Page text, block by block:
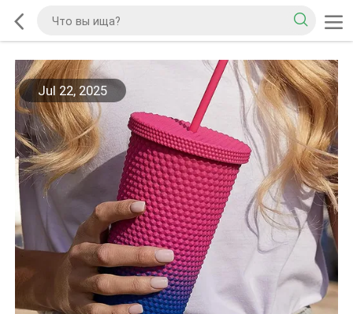
Jul 22, 2025